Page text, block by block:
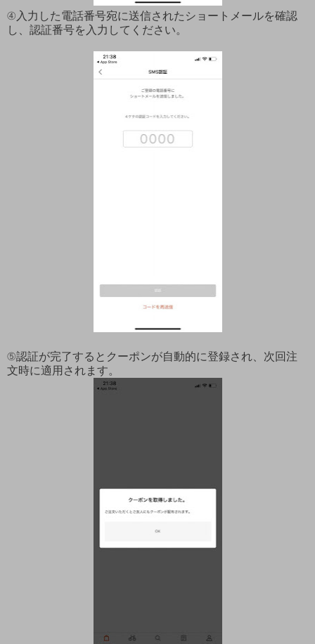
④入力した電話番号宛に送信されたショートメールを確認
し、認証番号を入力してください。
⑤認証が完了するとクーポンが自動的に登録され、次回注
文時に適用されます。